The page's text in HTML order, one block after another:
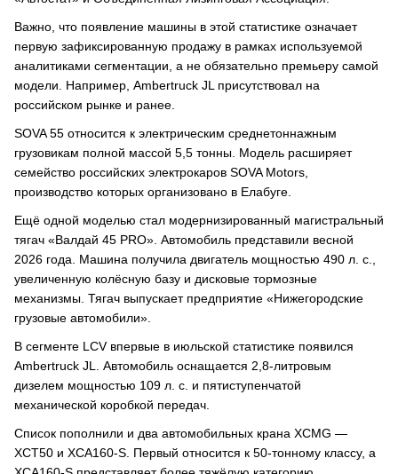
Важно, что появление машины в этой статистике означает
первую зафиксированную продажу в рамках используемой
аналитиками сегментации, а не обязательно премьеру самой
модели. Например, Ambertruck JL присутствовал на
российском рынке и ранее.
SOVA 55 относится к электрическим среднетоннажным
грузовикам полной массой 5,5 тонны. Модель расширяет
семейство российских электрокаров SOVA Motors,
производство которых организовано в Елабуге.
Ещё одной моделью стал модернизированный магистральный
тягач «Валдай 45 PRO». Автомобиль представили весной
2026 года. Машина получила двигатель мощностью 490 л. с.,
увеличенную колёсную базу и дисковые тормозные
механизмы. Тягач выпускает предприятие «Нижегородские
грузовые автомобили».
В сегменте LCV впервые в июльской статистике появился
Ambertruck JL. Автомобиль оснащается 2,8-литровым
дизелем мощностью 109 л. с. и пятиступенчатой
механической коробкой передач.
Список пополнили и два автомобильных крана XCMG —
XCT50 и XCA160-S. Первый относится к 50-тонному классу, а